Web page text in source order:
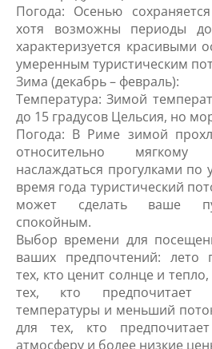
Погода: Осенью
хотя возможны периоды
характеризуется красивыми
умеренным туристическим
Зима (декабрь – февраль):
Температура: Зимой
до 15 градусов Цельсия, но
Погода: В Риме зимой
относительно
наслаждаться прогулками по
время года туристический
может сделать ваше
спокойным.
Выбор времени для
ваших предпочтений: лето
тех, кто ценит солнце и
тех, кто предпочитает
температуры и меньший
для тех, кто
атмосферу и более низкие